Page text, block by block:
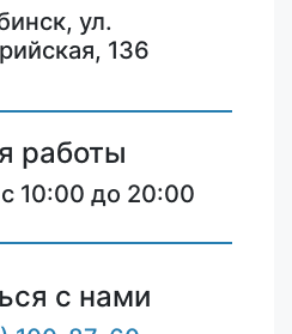
ул.
136
работы
10:00 до 20:00
с нами